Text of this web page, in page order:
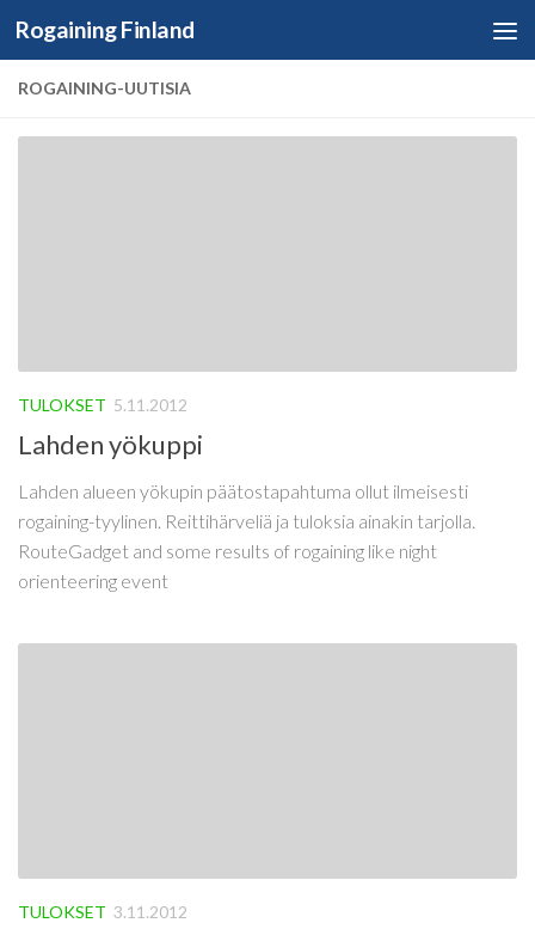
Skip to content
Rogaining Finland
ROGAINING-UUTISIA
TULOKSET 5.11.2012
Lahden yökuppi
Lahden alueen yökupin päätostapahtuma ollut ilmeisesti
rogaining-tyylinen. Reittihärveliä ja tuloksia ainakin tarjolla.
RouteGadget and some results of rogaining like night
orienteering event
TULOKSET 3.11.2012